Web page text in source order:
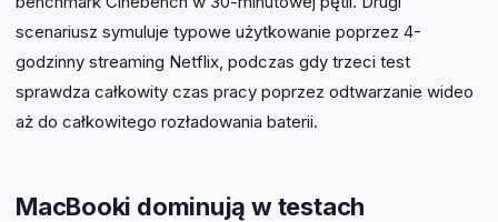
scenariusz symuluje typowe użytkowanie poprzez 4-
godzinny streaming Netflix, podczas gdy trzeci test
sprawdza całkowity czas pracy poprzez odtwarzanie wideo
aż do całkowitego rozładowania baterii.
MacBooki dominują w testach